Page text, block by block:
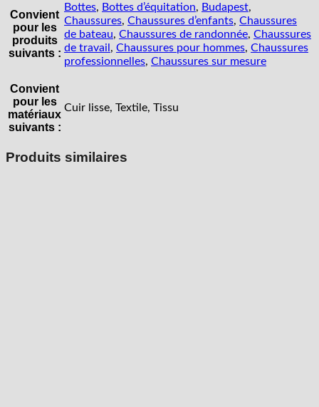
Convient
pour les
produits
suivants :
Bottes, Bottes d’équitation, Budapest,
Chaussures, Chaussures d’enfants, Chaussures
de bateau, Chaussures de randonnée, Chaussures
de travail , Chaussures pour hommes, Chaussures
professionnelles, Chaussures sur mesure
Convient
pour les
matériaux
suivants :
Cuir lisse, Textile, Tissu
Produits similaires